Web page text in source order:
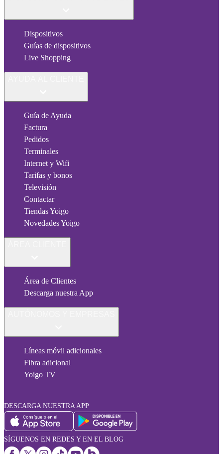
Dispositivos
Guías de dispositivos
Live Shopping
Guía de Ayuda
Factura
Pedidos
Terminales
Internet y Wifi
Tarifas y bonos
Televisión
Contactar
Tiendas Yoigo
Novedades Yoigo
Área de Clientes
Descarga nuestra App
Líneas móvil adicionales
Fibra adicional
Yoigo TV
DESCARGA NUESTRA APP
SÍGUENOS EN REDES Y EN EL BLOG